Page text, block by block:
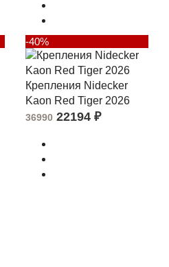
-40%
Крепления Nidecker
Kaon Red Tiger 2026
36990 22194 ₽